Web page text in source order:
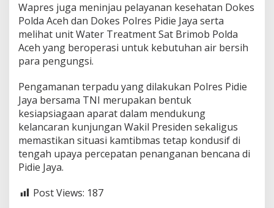
k
s
a
n
n
P
e
n
g
a
m
Wapres juga meninjau pelayanan kesehatan Dokes
Polda Aceh dan Dokes Polres Pidie Jaya serta
melihat unit Water Treatment Sat Brimob Polda
Aceh yang beroperasi untuk kebutuhan air bersih
para pengungsi.
Pengamanan terpadu yang dilakukan Polres Pidie
Jaya bersama TNI merupakan bentuk
kesiapsiagaan aparat dalam mendukung
kelancaran kunjungan Wakil Presiden sekaligus
memastikan situasi kamtibmas tetap kondusif di
tengah upaya percepatan penanganan bencana di
Pidie Jaya.
Post Views: 187